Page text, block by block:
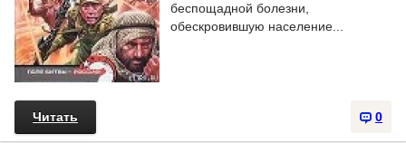
беспощадной болезни,
обескровившую население...
0
Читать